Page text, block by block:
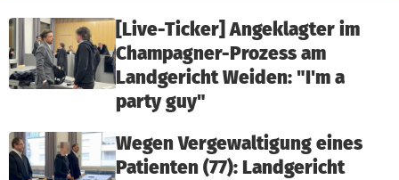
[Live-Ticker] Angeklagter im
Champagner-Prozess am
Landgericht Weiden: "I'm a
party guy"
Wegen Vergewaltigung eines
Patienten (77): Landgericht